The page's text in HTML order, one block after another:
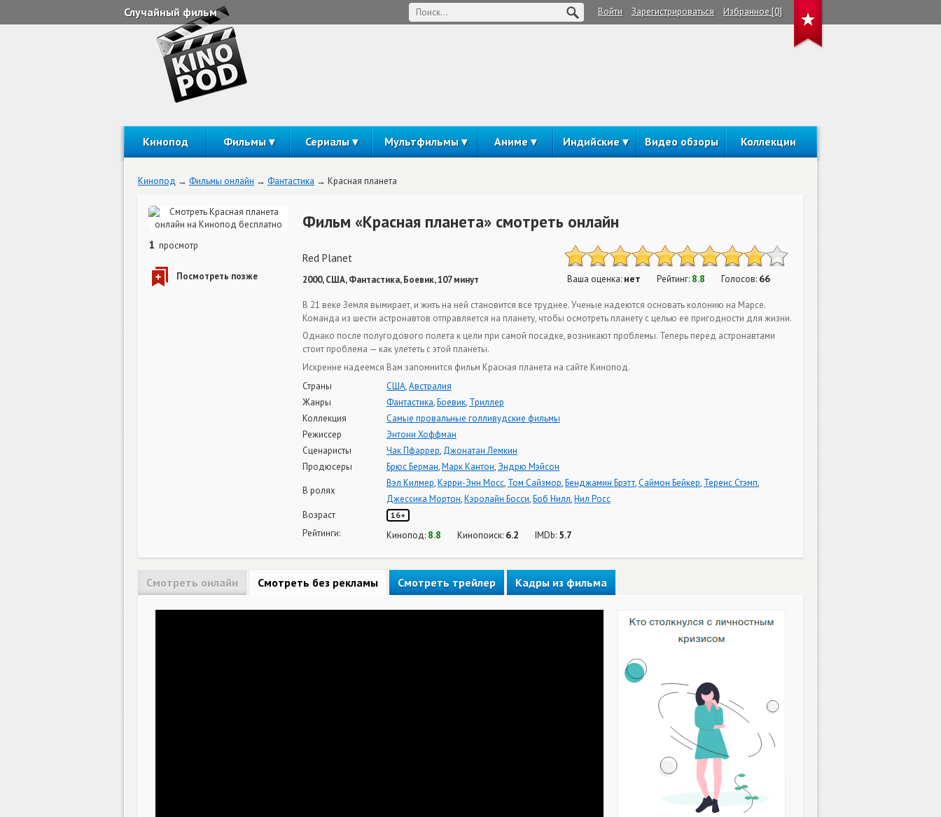
Случайный фильм Войти Зарегистрироваться Избранное [0]
Кинопод Фильмы Сериалы Мультфильмы Аниме Индийские Видео обзоры Коллекции
Кинопод Фильмы онлайн Фантастика Красная планета
1 просмотр
Фильм «Красная планета» смотреть онлайн
Red Planet
2000, США, Фантастика, Боевик, 107 минут Ваша оценка: нет Рейтинг: 8.8 Голосов: 66
В 21 веке Земля вымирает, и жить на ней становится все труднее. Ученые надеются основать колонию на Марсе.
Команда из шести астронавтов отправляется на планету, чтобы осмотреть планету с целью ее пригодности для жизни.
Однако после полугодового полета к цели при самой посадке, возникают проблемы. Теперь перед астронавтами
стоит проблема — как улететь с этой планеты.
Искренне надеемся Вам запомнится фильм Красная планета на сайте Кинопод.
Страны
США,Австралия
Жанры
Фантастика,Боевик, Триллер
Коллекция
Самые провальные голливудские фильмы
Режиссер
Энтони Хоффман
Сценаристы
Чак Пфаррер, Джонатан Лемкин
Продюсеры
Брюс Берман,Марк Кантон,Эндрю Мэйсон
В ролях
Вэл Килмер,Кэрри-Энн Мосс, Том Сайзмор,Бенджамин Брэтт,Саймон Бейкер, Теренс Стэмп,
Джессика Мортон,Кэролайн Босси,Боб Нилл,Нил Росс
Возраст
16+
Рейтинги: Кинопод: 8.8 Кинопоиск: 6.2 IMDb: 5.7
Смотреть онлайн Смотреть без рекламы Смотреть трейлер Кадры из фильма